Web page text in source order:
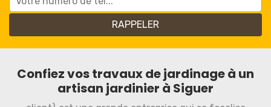
Confiez vos travaux de jardinage à un
artisan jardinier à Siguer